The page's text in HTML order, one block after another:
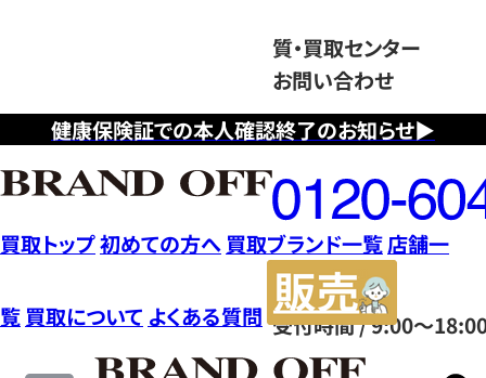
健康保険証での本人確認終了のお知らせ▶
質・買取センター
お問い合わせ
フ
リ
ー
ダ
イ
ヤ
ル
0120604117
受付時間 / 9:00～
買取トップ初めての方へ 買取ブランド一覧店舗一
覧 買取について よくある質問
サ